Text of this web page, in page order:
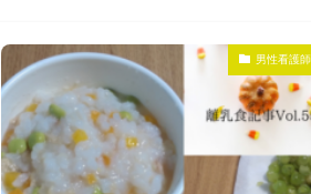
男性看護